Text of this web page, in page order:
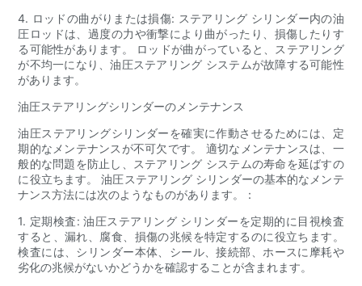
4. ロッドの曲がりまたは損傷: ステアリング シリンダー内の油
圧ロッドは、過度の力や衝撃により曲がったり、損傷したりす
る可能性があります。 ロッドが曲がっていると、ステアリング
が不均一になり、油圧ステアリング システムが故障する可能性
があります。
油圧ステアリングシリンダーのメンテナンス
油圧ステアリングシリンダーを確実に作動させるためには、定
期的なメンテナンスが不可欠です。 適切なメンテナンスは、一
般的な問題を防止し、ステアリング システムの寿命を延ばすの
に役立ちます。 油圧ステアリング シリンダーの基本的なメンテ
ナンス方法には次のようなものがあります。：
1. 定期検査: 油圧ステアリング シリンダーを定期的に目視検査
すると、漏れ、腐食、損傷の兆候を特定するのに役立ちます。
検査には、シリンダー本体、シール、接続部、ホースに摩耗や
劣化の兆候がないかどうかを確認することが含まれます。